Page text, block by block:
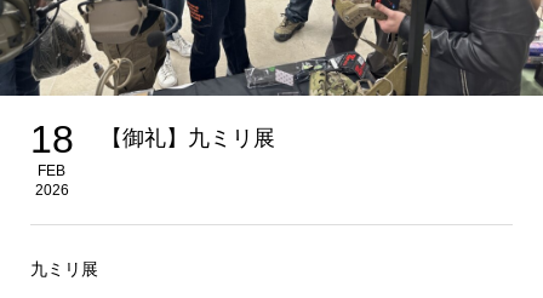
18
FEB
2026
【御礼】九ミリ展
九ミリ展